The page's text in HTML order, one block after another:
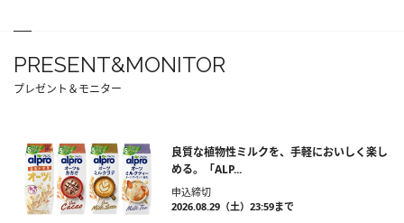
PRESENT&MONITOR
プレゼント＆モニター
良質な植物性ミルクを、手軽においしく楽し
める。「ALP...
申込締切
2026.08.29（土）23:59まで